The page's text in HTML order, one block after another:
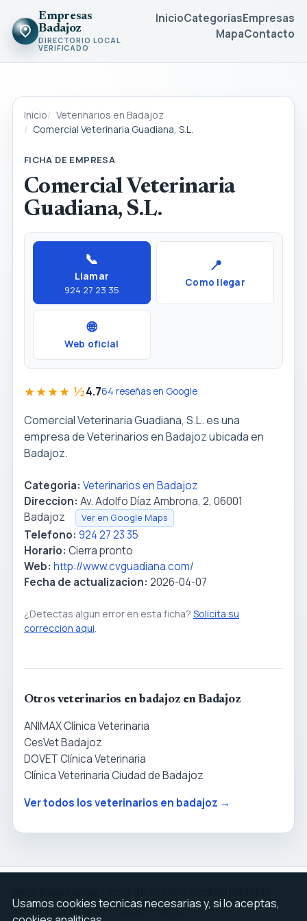
Empresas
Badajoz
DIRECTORIO LOCAL
VERIFICADO
InicioCategoriasEmpresas
MapaContacto
Inicio
Veterinarios en Badajoz
Comercial Veterinaria Guadiana, S.L.
FICHA DE EMPRESA
Comercial Veterinaria
Guadiana, S.L.
📞
Llamar
924 27 23 35
📍
Como llegar
🌐
Web oficial
★★★★ ½4.764 reseñas en Google
Comercial Veterinaria Guadiana, S.L. es una
empresa de Veterinarios en Badajoz ubicada en
Badajoz.
Categoria: Veterinarios en Badajoz
Direccion: Av. Adolfo Díaz Ambrona, 2, 06001
Badajoz
Ver en Google Maps
Telefono: 924 27 23 35
Horario: Cierra pronto
Web: http://www.cvguadiana.com/
Fecha de actualizacion: 2026-04-07
¿Detectas algun error en esta ficha? Solicita su
correccion aqui
Otros veterinarios en badajoz en Badajoz
ANIMAX Clínica Veterinaria
CesVet Badajoz
DOVET Clínica Veterinaria
Clínica Veterinaria Ciudad de Badajoz
Ver todos los veterinarios en badajoz →
Creado por Ricardo Cruzate Muñoz ·
Usamos cookies tecnicas necesarias y, si lo aceptas,